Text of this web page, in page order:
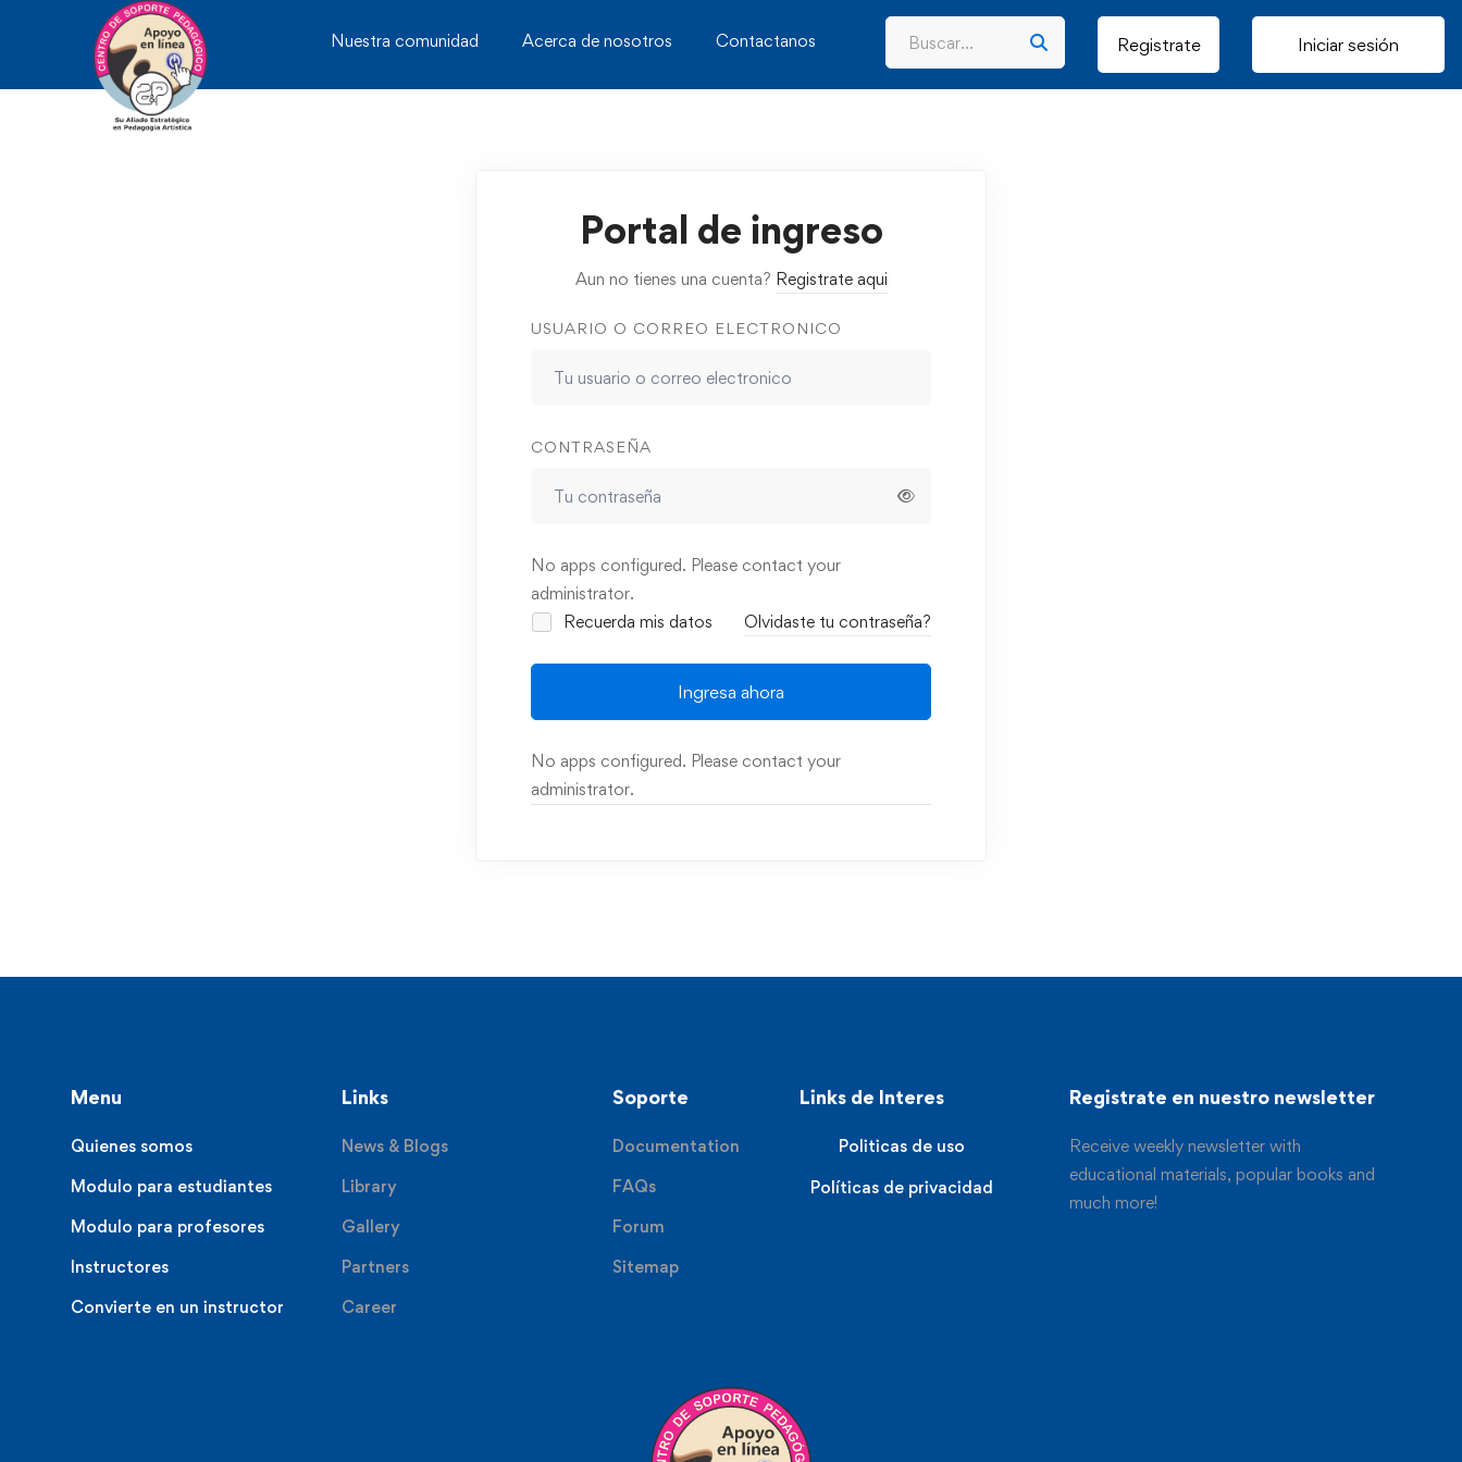
Nuestra comunidad Acerca de nosotros Contactanos Registrate Iniciar sesión
Portal de ingreso
Aun no tienes una cuenta? Registrate aqui
USUARIO O CORREO ELECTRONICO
CONTRASEÑA
No apps configured. Please contact your
administrator.
Recuerda mis datos
Olvidaste tu contraseña?
Ingresa ahora
No apps configured. Please contact your
administrator.
Menu
Quienes somos
Modulo para estudiantes
Modulo para profesores
Instructores
Convierte en un instructor
Links
News & Blogs
Library
Gallery
Partners
Career
Soporte
Documentation
FAQs
Forum
Sitemap
Links de Interes
Politicas de uso
Políticas de privacidad
Registrate en nuestro newsletter
Receive weekly newsletter with
educational materials, popular books and
much more!